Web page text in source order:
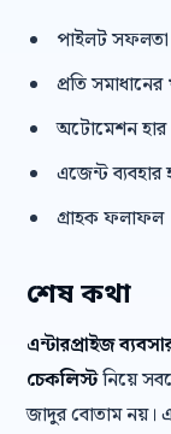
পাইলট সফলতা
প্রতি
অটোমেশন হার
এজেন্ট ব্যবহার
গ্রাহক ফলাফল
শেষ কথা
এন্টারপ্রাইজ
চেকলিস্টনিয়ে
জাদুর বোতাম নয়।